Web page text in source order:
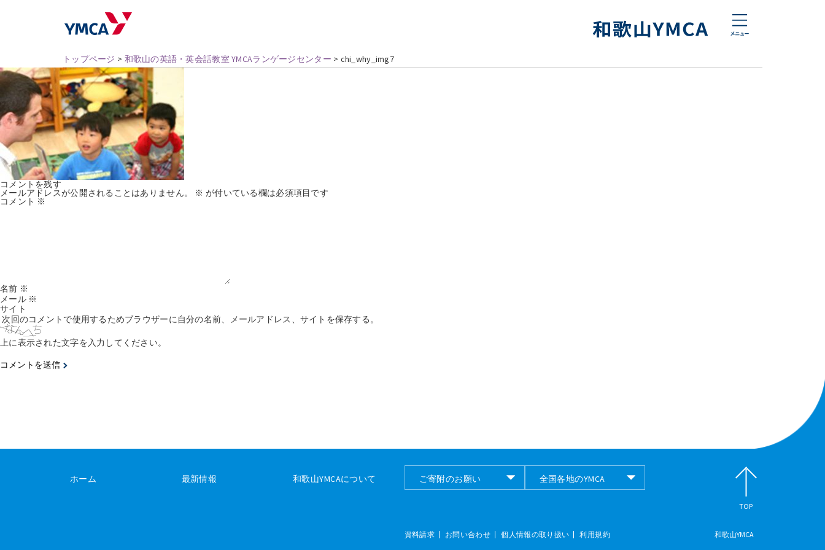
トップページ > 和歌山の英語・英会話教室 YMCAランゲージセンター > chi_why_img7
コメントを残す
メールアドレスが公開されることはありません。 ※ が付いている欄は必須項目です
コメント ※
名前 ※
メール ※
サイト
次回のコメントで使用するためブラウザーに自分の名前、メールアドレス、サイトを保存する。
上に表示された文字を入力してください。
ホーム 最新情報 和歌山YMCAについて ご寄附のお願い 全国各地のYMCA
資料請求 お問い合わせ 個人情報の取り扱い 利用規約 和歌山YMCA
TOP